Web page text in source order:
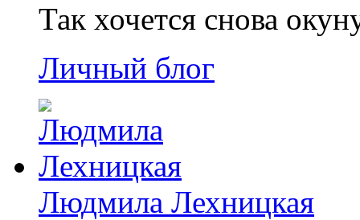
Так хочется снова
Личный блог
Людмила Лехницкая